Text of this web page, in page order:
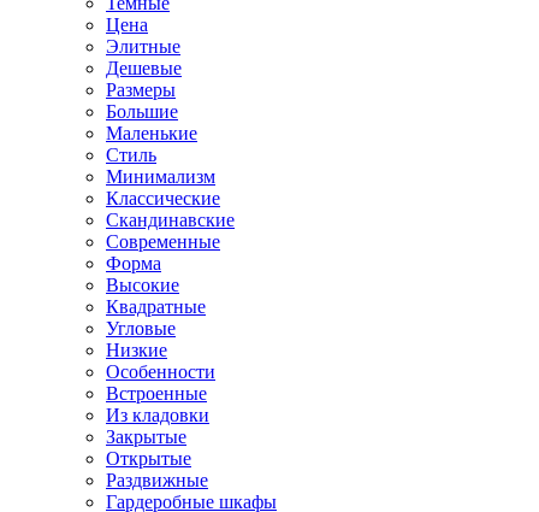
Цена
Элитные
Дешевые
Размеры
Большие
Маленькие
Стиль
Минимализм
Классические
Скандинавские
Современные
Форма
Высокие
Квадратные
Угловые
Низкие
Особенности
Встроенные
Из кладовки
Закрытые
Открытые
Раздвижные
Гардеробные шкафы